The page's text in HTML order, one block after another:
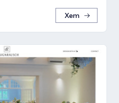
Xem